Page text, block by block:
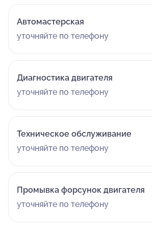
Автомастерская
уточняйте по телефону
Диагностика двигателя
уточняйте по телефону
Техническое обслуживание
уточняйте по телефону
Промывка форсунок двигателя
уточняйте по телефону